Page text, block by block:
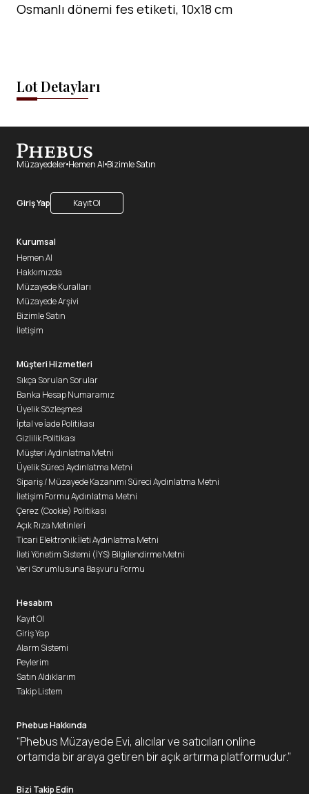
Osmanlı dönemi fes etiketi, 10x18 cm
Lot Detayları
Müzayedeler Hemen Al Bizimle Satın
Giriş Yap Kayıt Ol
Phebus Hakkında
“Phebus Müzayede Evi, alıcılar ve satıcıları online
ortamda bir araya getiren bir açık artırma platformudur.”
Bizi Takip Edin
Kurumsal
Hemen Al
Hakkımızda
Müzayede Kuralları
Müzayede Arşivi
Bizimle Satın
İletişim
Müşteri Hizmetleri
Sıkça Sorulan Sorular
Banka Hesap Numaramız
Üyelik Sözleşmesi
İptal ve İade Politikası
Gizlilik Politikası
Müşteri Aydınlatma Metni
Üyelik Süreci Aydınlatma Metni
Sipariş / Müzayede Kazanımı Süreci Aydınlatma Metni
İletişim Formu Aydınlatma Metni
Çerez (Cookie) Politikası
Açık Rıza Metinleri
Ticari Elektronik İleti Aydınlatma Metni
İleti Yönetim Sistemi (İYS) Bilgilendirme Metni
Veri Sorumlusuna Başvuru Formu
Hesabım
Kayıt Ol
Giriş Yap
Alarm Sistemi
Peylerim
Satın Aldıklarım
Takip Listem